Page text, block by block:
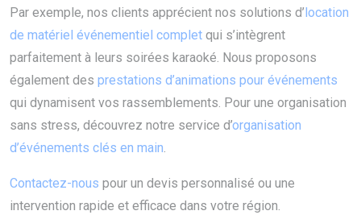
Par exemple, nos clients apprécient nos solutions d’ location
de matériel événementiel complet qui s’intègrent
parfaitement à leurs soirées karaoké. Nous proposons
également des prestations d’animations pour événements
qui dynamisent vos rassemblements. Pour une organisation
sans stress, découvrez notre service d’organisation
d’événements clés en main.
Contactez-nous pour un devis personnalisé ou une
intervention rapide et efficace dans votre région.